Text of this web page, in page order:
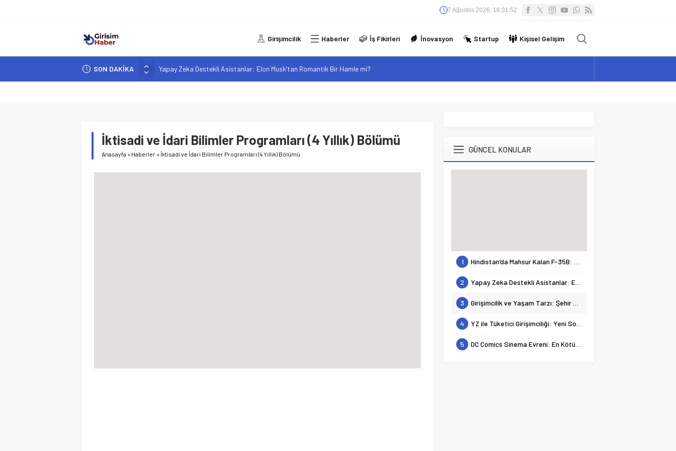
7 Ağustos 2026, 16:31:53
Girişimcilik Haberler İş Fikirleri İnovasyon Startup Kişisel Gelişim
SON DAKİKA
Yapay Zeka Destekli Asistanlar: Elon Musk’tan Romantik Bir Hamle mi?
Girişimcilik ve Yaşam Tarzı: Şehir Değişiminin Nedenleri ve Etkileri
İktisadi ve İdari Bilimler Programları (4 Yıllık) Bölümü
Anasayfa » Haberler » İktisadi ve İdari Bilimler Programları (4 Yıllık) Bölümü GÜNCEL KONULAR
1 Hindistan’da Mahsur Kalan F-35B: Jeopolitik Sonuçları
2 Yapay Zeka Destekli Asistanlar: Elon Musk’tan Romantik Bir Hamle mi?
3 Girişimcilik ve Yaşam Tarzı: Şehir Değişiminin Nedenleri ve Etkileri
4 YZ ile Tüketici Girişimciliği: Yeni Sosyal Bağlantılar
5 DC Comics Sinema Evreni: En Kötülerden En İyilerine Bir Bakış